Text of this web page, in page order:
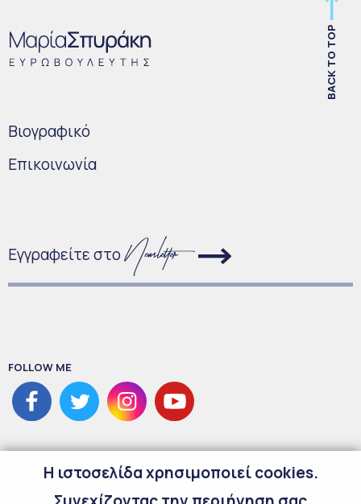
BACK TO TOP
Bιογραφικό
Επικοινωνία
Εγγραφείτε στο
FOLLOW ME
H ιστοσελίδα χρησιμοποιεί cookies.